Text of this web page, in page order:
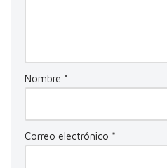
Nombre *
Correo electrónico *